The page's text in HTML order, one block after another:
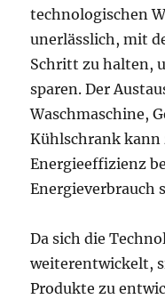
technologischen
unerlässlich, mit
Schritt zu halten,
sparen. Der
Waschmaschine,
Kühlschrank kann
Energieeffizienz
Energieverbrauch
Da sich die
weiterentwickelt,
Produkte zu